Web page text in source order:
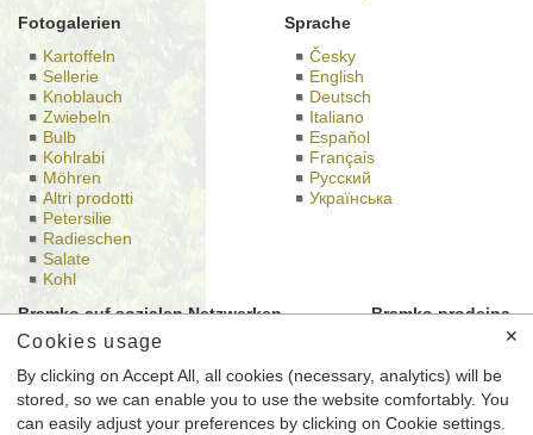
Fotogalerien
Kartoffeln
Sellerie
Knoblauch
Zwiebeln
Bulb
Kohlrabi
Möhren
Altri prodotti
Petersilie
Radieschen
Salate
Kohl
Sprache
Česky
English
Deutsch
Italiano
Español
Français
Русский
Українська
Bramko auf sozialen Netzwerken Bramko prodejna
Dies ist die Website von BRAMKO Ltd, mit Sitz Semice 196
Cookies usage
By clicking on Accept All, all cookies (necessary, analytics) will be
stored, so we can enable you to use the website comfortably. You
can easily adjust your preferences by clicking on Cookie settings.
✕